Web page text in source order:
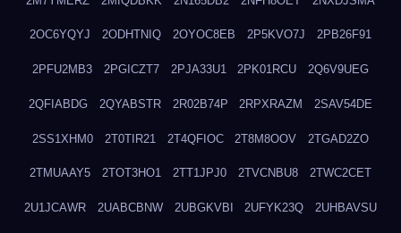
2OC6YQYJ 2ODHTNIQ 2OYOC8EB 2P5KVO7J 2PB26F91
2PFU2MB3 2PGICZT7 2PJA33U1 2PK01RCU 2Q6V9UEG
2QFIABDG 2QYABSTR 2R02B74P 2RPXRAZM 2SAV54DE
2SS1XHM0 2T0TIR21 2T4QFIOC 2T8M8OOV 2TGAD2ZO
2TMUAAY5 2TOT3HO1 2TT1JPJ0 2TVCNBU8 2TWC2CET
2U1JCAWR 2UABCBNW 2UBGKVBI 2UFYK23Q 2UHBAVSU